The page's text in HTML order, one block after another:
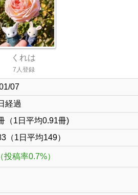
くれは
7人登録
07
経過
（1日平均0.91冊)
（1日平均149）
投稿率0.7%）